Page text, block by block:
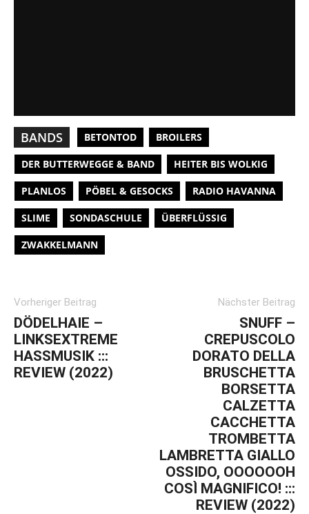
BANDS BETONTOD BROILERS
DER BUTTERWEGGE & BAND HEITER BIS WOLKIG
PLANLOS PÖBEL & GESOCKS RADIO HAVANNA
SLIME SONDASCHULE ÜBERFLÜSSIG
ZWAKKELMANN
Vorheriger Beitrag
DÖDELHAIE –
LINKSEXTREME
HASSMUSIK :::
REVIEW (2022)
Nächster Beitrag
SNUFF –
CREPUSCOLO
DORATO DELLA
BRUSCHETTA
BORSETTA
CALZETTA
CACCHETTA
TROMBETTA
LAMBRETTA GIALLO
OSSIDO, OOOOOOH
COSÌ MAGNIFICO! :::
REVIEW (2022)